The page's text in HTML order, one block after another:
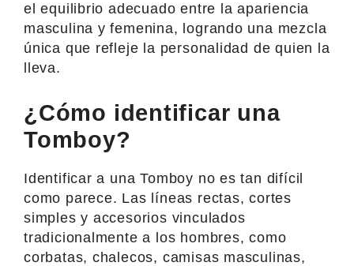
el equilibrio adecuado entre la apariencia
masculina y femenina, logrando una mezcla
única que refleje la personalidad de quien la
lleva.
¿Cómo identificar una
Tomboy?
Identificar a una Tomboy no es tan difícil
como parece. Las líneas rectas, cortes
simples y accesorios vinculados
tradicionalmente a los hombres, como
corbatas, chalecos, camisas masculinas,